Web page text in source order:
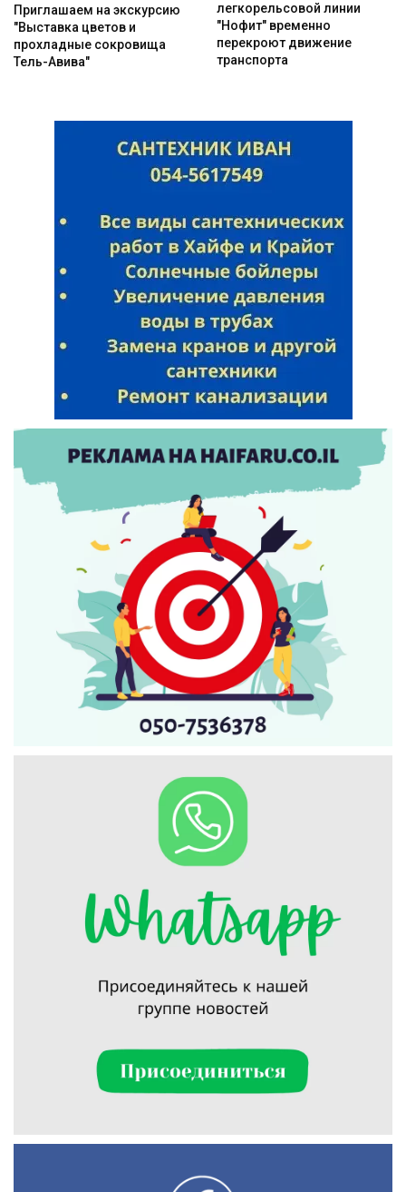
Приглашаем на экскурсию
"Выставка цветов и
прохладные сокровища
Тель-Авива"
легкорельсовой линии
"Нофит" временно
перекроют движение
транспорта